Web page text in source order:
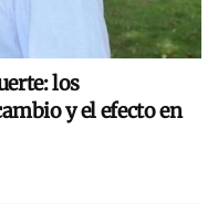
los
y el efecto en